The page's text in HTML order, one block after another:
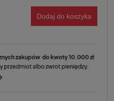
Dodaj do koszyka